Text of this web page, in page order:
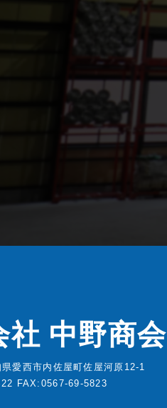
社 中野商会
愛西市内佐屋町佐屋河原12-1
FAX:0567-69-5823